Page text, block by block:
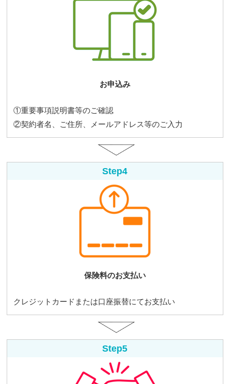
お申込み
①重要事項説明書等のご確認
②契約者名、ご住所、メールアドレス等のご入力
Step4
保険料のお支払い
クレジットカードまたは口座振替にてお支払い
Step5